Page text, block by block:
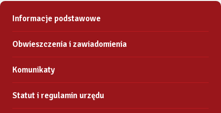
Informacje podstawowe
Obwieszczenia i zawiadomienia
Komunikaty
Statut i regulamin urzędu